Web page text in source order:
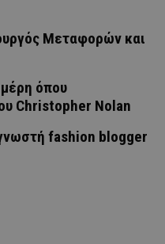
Μεταφορών και
όπου
Christopher Nolan
fashion blogger